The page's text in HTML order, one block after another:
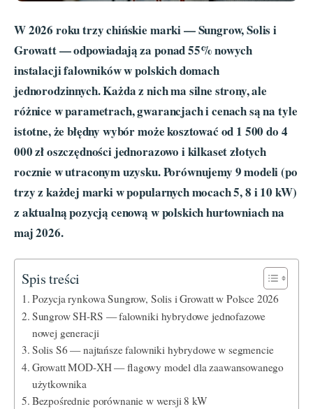
W 2026 roku trzy chińskie marki — Sungrow, Solis i
Growatt — odpowiadają za ponad 55% nowych
instalacji falowników w polskich domach
jednorodzinnych. Każda z nich ma silne strony, ale
różnice w parametrach, gwarancjach i cenach są na tyle
istotne, że błędny wybór może kosztować od 1 500 do 4
000 zł oszczędności jednorazowo i kilkaset złotych
rocznie w utraconym uzysku. Porównujemy 9 modeli (po
trzy z każdej marki w popularnych mocach 5, 8 i 10 kW)
z aktualną pozycją cenową w polskich hurtowniach na
maj 2026.
Spis treści
Pozycja rynkowa Sungrow, Solis i Growatt w Polsce 2026
Sungrow SH-RS — falowniki hybrydowe jednofazowe
nowej generacji
Solis S6 — najtańsze falowniki hybrydowe w segmencie
Growatt MOD-XH — flagowy model dla zaawansowanego
użytkownika
Bezpośrednie porównanie w wersji 8 kW